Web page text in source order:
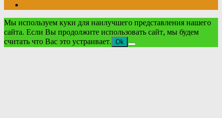
Мы используем куки для наилучшего представления нашего
сайта. Если Вы продолжите использовать сайт, мы будем
считать что Вас это устраивает. Ok